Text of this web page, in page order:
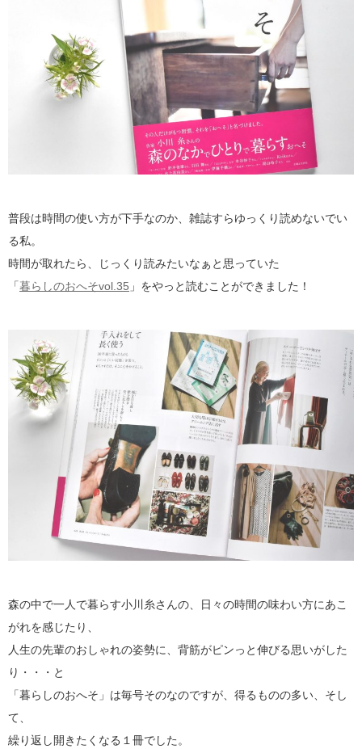
普段は時間の使い方が下手なのか、雑誌すらゆっくり読めないでい
る私。
時間が取れたら、じっくり読みたいなぁと思っていた
「暮らしのおへそvol.35 」をやっと読むことができました！
森の中で一人で暮らす小川糸さんの、日々の時間の味わい方にあこ
がれを感じたり、
人生の先輩のおしゃれの姿勢に、背筋がピンっと伸びる思いがした
り・・・と
「暮らしのおへそ」は毎号そのなのですが、得るものの多い、そし
て、
繰り返し開きたくなる１冊でした。